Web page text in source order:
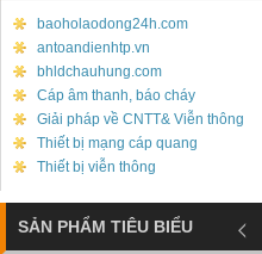
baoholaodong24h.com
antoandienhtp.vn
bhldchauhung.com
Cáp âm thanh, báo cháy
Giải pháp về CNTT& Viễn thông
Thiết bị mạng cáp quang
Thiết bị viễn thông
SẢN PHẨM TIÊU BIỂU